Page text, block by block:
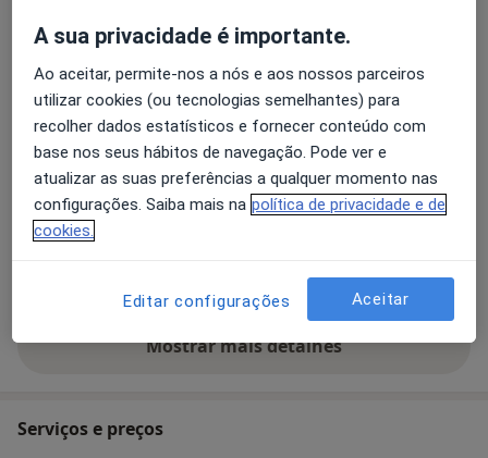
Sistema Invisalign
Principais doenças tratadas
Erupção Ectópica de Dente
Dente Impactado
Dente Supranumerário
Dente Não-Erupcionado
Má Oclusão
+2a11y_sr_more_diseases
Pacientes que trato
Crianças (Apenas em alguns endereços)
Mostrar mais detalhes
sobre a experiência
Serviços e preços
A sua privacidade é importante.
Ao aceitar, permite-nos a nós e aos nossos parceiros
utilizar cookies (ou tecnologias semelhantes) para
recolher dados estatísticos e fornecer conteúdo com
base nos seus hábitos de navegação. Pode ver e
atualizar as suas preferências a qualquer momento nas
configurações. Saiba mais na política de privacidade e de
cookies.
Editar configurações Aceitar